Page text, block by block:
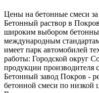
Цены на бетонные смеси
Бетонный раствор в
широким выбором
международным
имеет парк автомобилей
работы: Городской округ
продукции производителя
Бетонный завод Покров -
бетонной смеси по низкой